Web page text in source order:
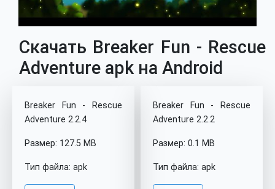
Скачать Breaker Fun - Rescue
Adventure apk на Android
Breaker Fun - Rescue
Adventure 2.2.4
Размер: 127.5 MB
Тип файла: apk
Breaker Fun - Rescue
Adventure 2.2.2
Размер: 0.1 MB
Тип файла: apk